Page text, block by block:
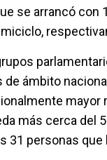
se arrancó con
de ámbito
mayor
más cerca del
31 personas que